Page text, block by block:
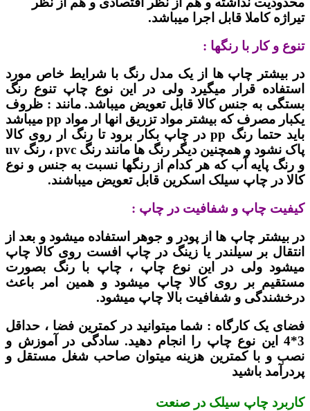
تیراژه کاملا قابل اجرا میباشد.
تنوع و کار با رنگها :
در بیشتر چاپ ها از یک مدل رنگ با شرایط خاص مورد
استفاده قرار میگیرد ولی در این نوع چاپ تنوع رنگ
بستگی به جنس کالا قابل تعویض میباشد. مانند : ظروف
یکبار مصرف که بیشتر مواد تزریق انها ار مواد pp میباشد
باید حتما رنگ pp در چاپ بکار برود تا رنگ ار روی کالا
پاک نشود و همچنین دیگر رنگ ها مانند رنگ pvc ، رنگ uv
و رنگ پایه آب که هر کدام از رنگها نسبت به جنس و نوع
کالا در چاپ سیلک اسکرین قابل تعویض میباشند.
کیفیت چاپ و شفافیت در چاپ :
در بیشتر چاپ ها از پودر و جوهر استفاده میشود و بعد از
انتقال بر سیلندر یا زینگ در چاپ افست روی کالا چاپ
میشود ولی در این نوع چاپ ، چاپ با رنگ بصورت
مستقیم بر روی کالا چاپ میشود و همین امر باعث
درخشندگی و شفافیت بالا چاپ میشود.
فضای یک کارگاه : شما میتوانید در کمترین فضا ، حداقل
3*4 این نوع چاپ را انجام دهید. سادگی در آموزش و
نصب و با کمترین هزینه میتوان صاحب شغل مستقل و
پردرآمد باشید
کاربرد چاپ سیلک در صنعت